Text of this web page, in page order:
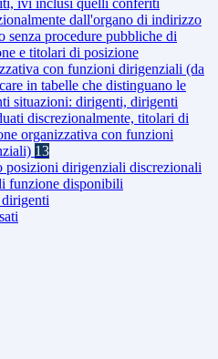
ivi inclusi quelli conferiti
dall'organo di indirizzo
senza procedure pubbliche di
e titolari di posizione
con funzioni dirigenziali (da
in tabelle che distinguano le
situazioni: dirigenti, dirigenti
discrezionalmente, titolari di
organizzativa con funzioni
13
posizioni dirigenziali discrezionali
funzione disponibili